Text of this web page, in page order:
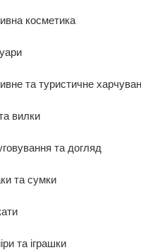
косметика
та туристичне
вилки
та догляд
та сумки
та іграшки